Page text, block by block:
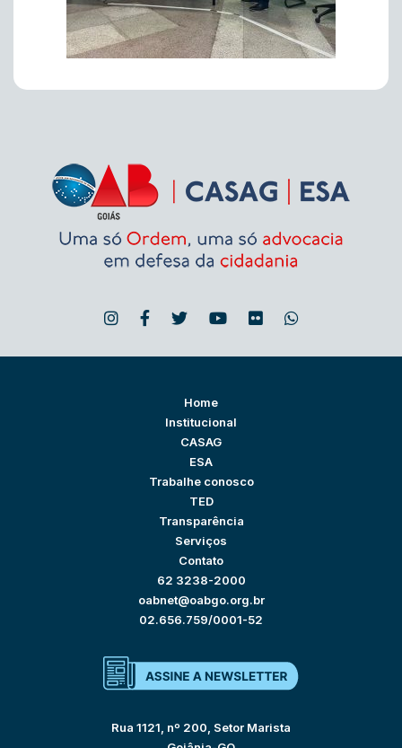
Home
Institucional
CASAG
ESA
Trabalhe conosco
TED
Transparência
Serviços
Contato
62 3238-2000
oabnet@oabgo.org.br
02.656.759/0001-52
Rua 1121, nº 200, Setor Marista